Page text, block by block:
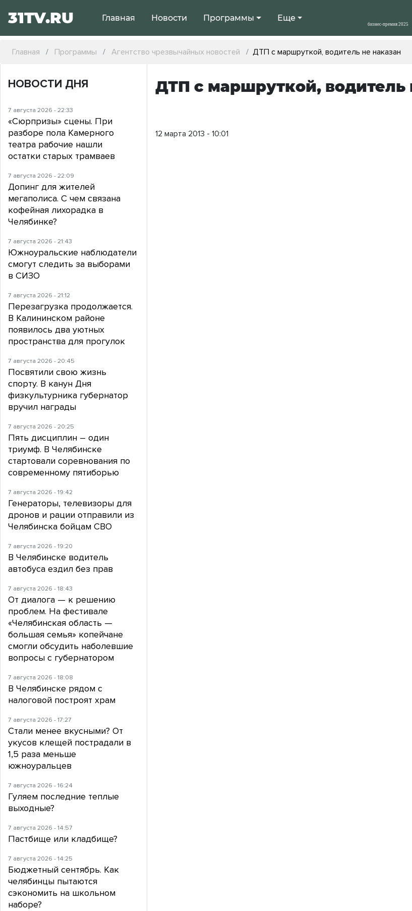
31TV.RU Главная Новости Программы Еще
Главная Программы Агентство чрезвычайных новостей ДТП с маршруткой, водитель не наказан
ДТП с маршруткой, водитель
12 марта 2013 - 10:01
НОВОСТИ ДНЯ
7 августа 2026 - 22:33
«Сюрпризы» сцены. При
разборе пола Камерного
театра рабочие нашли
остатки старых трамваев
7 августа 2026 - 22:09
Допинг для жителей
мегаполиса. С чем связана
кофейная лихорадка в
Челябинке?
7 августа 2026 - 21:43
Южноуральские наблюдатели
смогут следить за выборами
в СИЗО
7 августа 2026 - 21:12
Перезагрузка продолжается.
В Калининском районе
появилось два уютных
пространства для прогулок
7 августа 2026 - 20:45
Посвятили свою жизнь
спорту. В канун Дня
физкультурника губернатор
вручил награды
7 августа 2026 - 20:25
Пять дисциплин – один
триумф. В Челябинске
стартовали соревнования по
современному пятиборью
7 августа 2026 - 19:42
Генераторы, телевизоры для
дронов и рации отправили из
Челябинска бойцам СВО
7 августа 2026 - 19:20
В Челябинске водитель
автобуса ездил без прав
7 августа 2026 - 18:43
От диалога — к решению
проблем. На фестивале
«Челябинская область —
большая семья» копейчане
смогли обсудить наболевшие
вопросы с губернатором
7 августа 2026 - 18:08
В Челябинске рядом с
налоговой построят храм
7 августа 2026 - 17:27
Стали менее вкусными? От
укусов клещей пострадали в
1,5 раза меньше
южноуральцев
7 августа 2026 - 16:24
Гуляем последние теплые
выходные?
7 августа 2026 - 14:57
Пастбище или кладбище?
7 августа 2026 - 14:25
Бюджетный сентябрь. Как
челябинцы пытаются
сэкономить на школьном
наборе?